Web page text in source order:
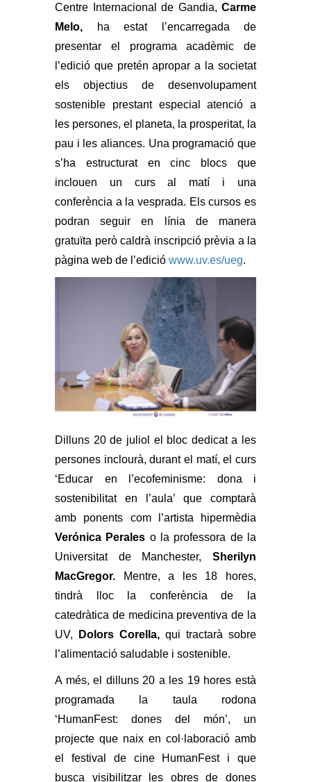
Centre Internacional de Gandia, Carme
Melo,
ha estat l’encarregada de
presentar el programa acadèmic de
l’edició que pretén apropar a la societat
els objectius de desenvolupament
sostenible prestant especial atenció a
les persones, el planeta, la prosperitat, la
pau i les aliances. Una programació que
s’ha estructurat en cinc blocs que
inclouen un curs al matí i una
conferència a la vesprada. Els cursos es
podran seguir en línia de manera
gratuïta però caldrà inscripció prèvia a la
pàgina web de l’edició www.uv.es/ueg.
Dilluns 20 de juliol el bloc dedicat a les
persones inclourà, durant el matí, el curs
‘Educar en l’ecofeminisme: dona i
sostenibilitat en l’aula’ que comptarà
amb ponents com l’artista hipermèdia
Verónica Perales o la professora de la
Universitat de Manchester, Sherilyn
MacGregor. Mentre, a les 18 hores,
tindrà lloc la conferència de la
catedràtica de medicina preventiva de la
UV,
Dolors Corella, qui tractarà sobre
l’alimentació saludable i sostenible.
A més, el dilluns 20 a les 19 hores està
programada la taula rodona
‘HumanFest: dones del món’, un
projecte que naix en col·laboració amb
el festival de cine HumanFest i que
busca visibilitzar les obres de dones